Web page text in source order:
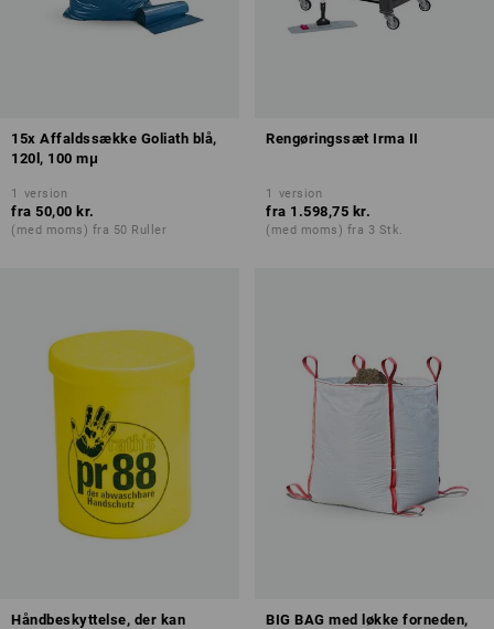
15x Affaldssække Goliath blå,
120l, 100 mμ
1 version
fra 50,00 kr.
(med moms) fra 50 Ruller
Rengøringssæt Irma II
1 version
fra 1.598,75 kr.
(med moms) fra 3 Stk.
Håndbeskyttelse, der kan
BIG BAG med løkke forneden,